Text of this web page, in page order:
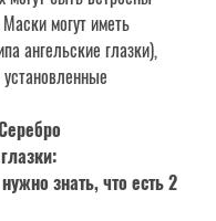
могут иметь
ангельские глазки),
знать, что есть 2